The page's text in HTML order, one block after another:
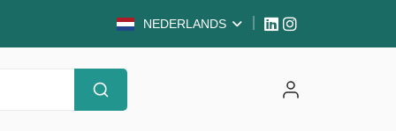
NEDERLANDS